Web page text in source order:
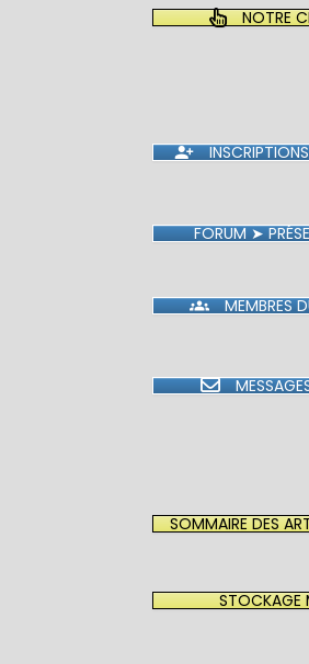
NOTRE
FORUM ➤
MEMBRES
SOMMAIRE DES
STOCKAGE